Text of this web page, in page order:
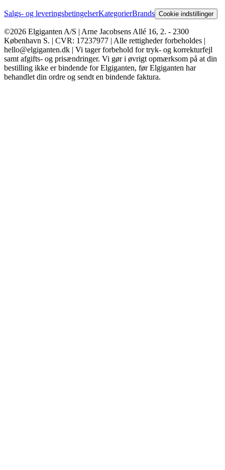
Salgs- og leveringsbetingelserKategorierBrands Cookie indstillinger
©2026 Elgiganten A/S | Arne Jacobsens Allé 16, 2. - 2300
København S. | CVR: 17237977 | Alle rettigheder forbeholdes |
hello@elgiganten.dk | Vi tager forbehold for tryk- og korrekturfejl
samt afgifts- og prisændringer. Vi gør i øvrigt opmærksom på at din
bestilling ikke er bindende for Elgiganten, før Elgiganten har
behandlet din ordre og sendt en bindende faktura.